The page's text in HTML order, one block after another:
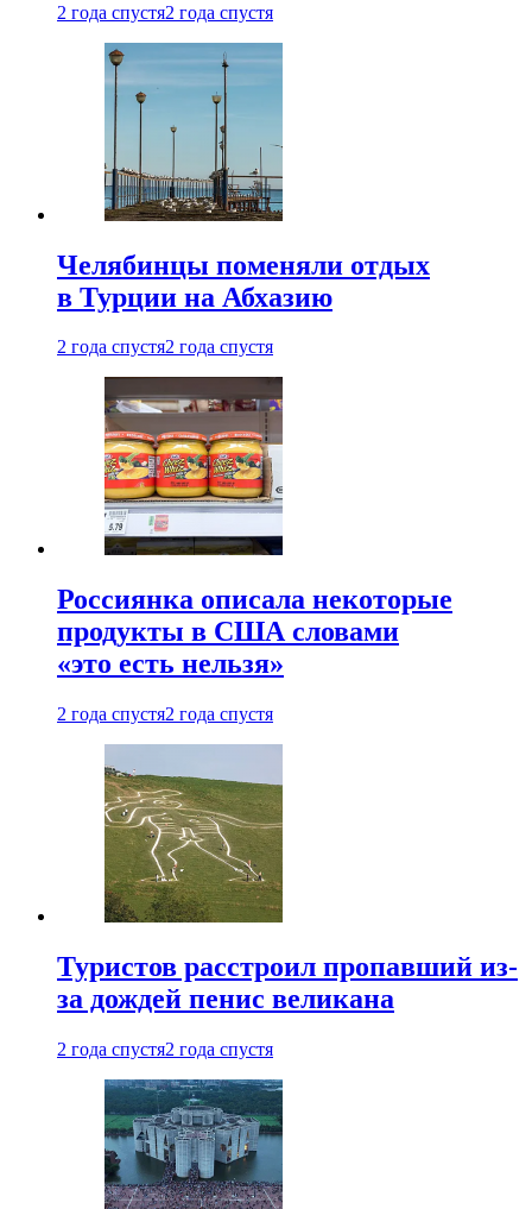
2 года спустя2 года спустя
Челябинцы поменяли отдых
в Турции на Абхазию
2 года спустя2 года спустя
Россиянка описала некоторые
продукты в США словами
«это есть нельзя»
2 года спустя2 года спустя
Туристов расстроил пропавший из-
за дождей пенис великана
2 года спустя2 года спустя